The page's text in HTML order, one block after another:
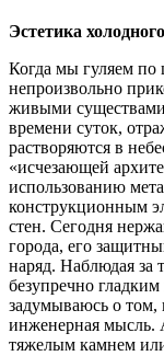
Эстетика
Когда мы гуляем по
непроизвольно
живыми
времени суток,
растворяются в
«исчезающей
использованию
конструкционным
стен. Сегодня
города, его
наряд. Наблюдая за
безупречно
задумываюсь о том,
инженерная мысль.
тяжелым камнем